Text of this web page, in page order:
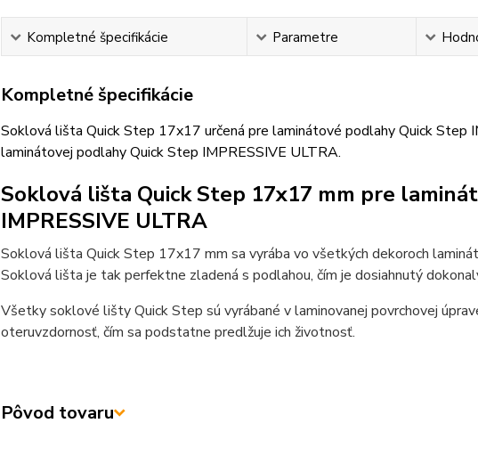
Kompletné špecifikácie Parametre
Kompletné špecifikácie
Soklová lišta Quick Step 17x17 určená pre laminátové podlahy Quick Step
laminátovej podlahy Quick Step IMPRESSIVE ULTRA.
Soklová lišta Quick Step 17x17 mm pre
IMPRESSIVE ULTRA
Soklová lišta Quick Step 17x17 mm sa vyrába vo všetkých dekoroch
Soklová lišta je tak perfektne zladená s podlahou, čím je dosiahnutý
Všetky soklové lišty Quick Step sú vyrábané v laminovanej povrchovej
oteruvzdornosť, čím sa podstatne predlžuje ich životnosť.
Pôvod tovaru